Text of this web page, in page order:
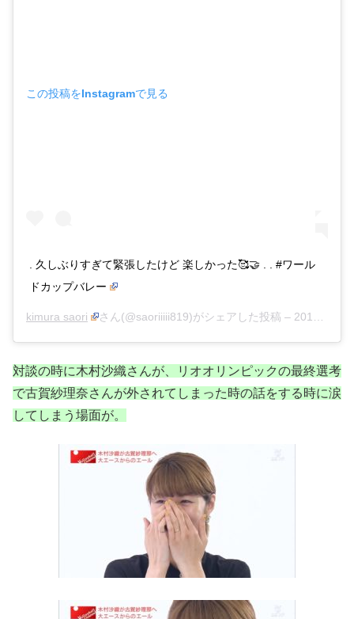
この投稿をInstagramで見る
. 久しぶりすぎて緊張したけど 楽しかった🥰🤝 . . #ワール
ドカップバレー
kimura saori さん(@saoriiiii819)がシェアした投稿 – 2019年 7月月10日午前4時33分PDT
対談の時に木村沙織さんが、リオオリンピックの最終選考
で古賀紗理奈さんが外されてしまった時の話をする時に涙
してしまう場面が。